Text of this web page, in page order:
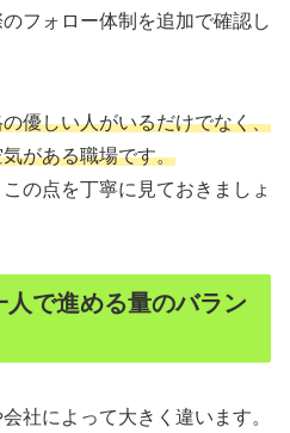
フォロー体制を追加で確認し
優しい人がいるだけでなく、
がある職場です。
の点を丁寧に見ておきましょ
で進める量のバラン
社によって大きく違います。